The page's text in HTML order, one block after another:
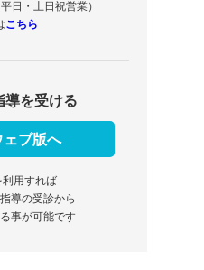
日・土日祝営業）
こちら
導を受ける
ブ版へ
利用すれば
導の受診から
事が可能です